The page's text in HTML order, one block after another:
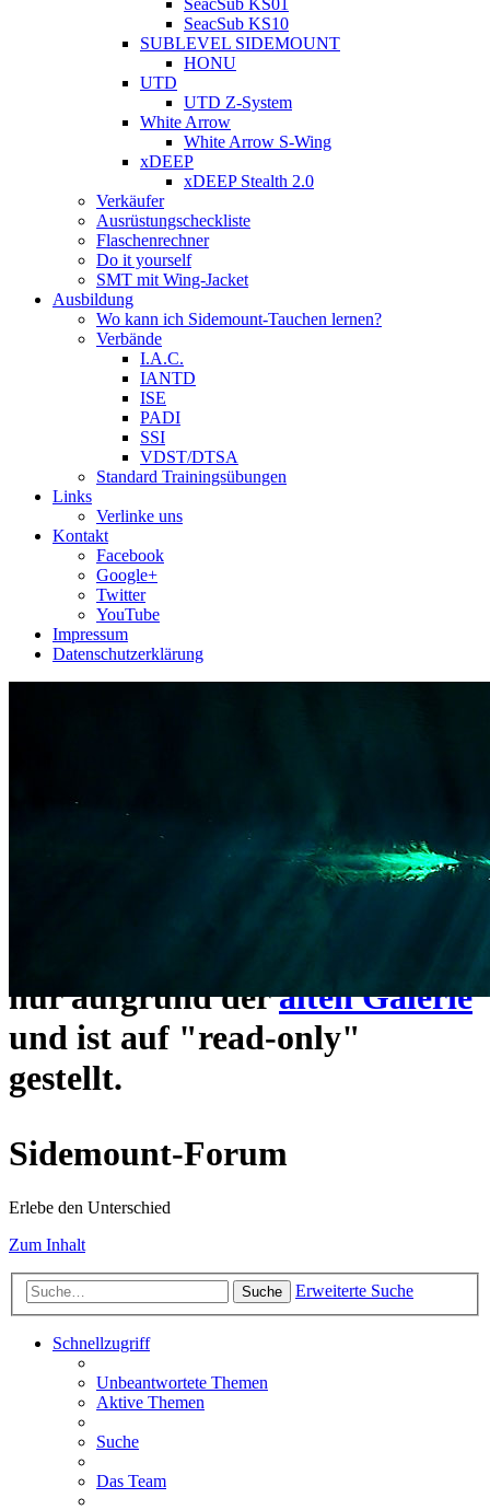
SeacSub KS01
SeacSub KS10
SUBLEVEL SIDEMOUNT
HONU
UTD
UTD Z-System
White Arrow
White Arrow S-Wing
xDEEP
xDEEP Stealth 2.0
Verkäufer
Ausrüstungscheckliste
Flaschenrechner
Do it yourself
SMT mit Wing-Jacket
Ausbildung
Wo kann ich Sidemount-Tauchen lernen?
Verbände
I.A.C.
IANTD
ISE
PADI
SSI
VDST/DTSA
Standard Trainingsübungen
Links
Verlinke uns
Kontakt
Facebook
Google+
Twitter
YouTube
Impressum
Datenschutzerklärung
umgezogen und wie gewohnt
https://www.sidemount-
erreichbar.
nur aufgrund deralten Galerie
und ist auf "read-only"
gestellt.
Sidemount-Forum
Erlebe den Unterschied
Zum Inhalt
Suche Erweiterte Suche
Schnellzugriff
Unbeantwortete Themen
Aktive Themen
Suche
Das Team